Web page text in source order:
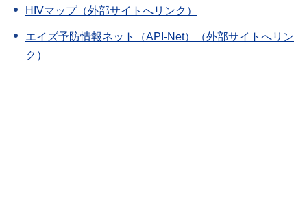
HIVマップ（外部サイトへリンク）
エイズ予防情報ネット（API-Net）（外部サイトへリン
ク）